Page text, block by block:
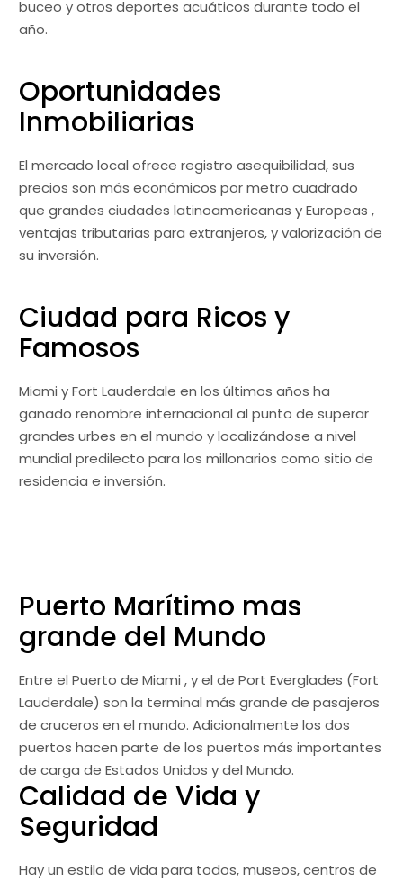
buceo y otros deportes acuáticos durante todo el
año.
Oportunidades
Inmobiliarias
El mercado local ofrece registro asequibilidad, sus
precios son más económicos por metro cuadrado
que grandes ciudades latinoamericanas y Europeas ,
ventajas tributarias para extranjeros, y valorización de
su inversión.
Ciudad para Ricos y
Famosos
Miami y Fort Lauderdale en los últimos años ha
ganado renombre internacional al punto de superar
grandes urbes en el mundo y localizándose a nivel
mundial predilecto para los millonarios como sitio de
residencia e inversión.
Puerto Marítimo mas
grande del Mundo
Entre el Puerto de Miami , y el de Port Everglades (Fort
Lauderdale) son la terminal más grande de pasajeros
de cruceros en el mundo. Adicionalmente los dos
puertos hacen parte de los puertos más importantes
de carga de Estados Unidos y del Mundo.
Calidad de Vida y
Seguridad
Hay un estilo de vida para todos, museos, centros de